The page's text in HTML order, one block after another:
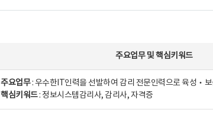
주요업무및핵심키워드
주요업무: 우수한IT인력을 선발하여 감리 전문인력으로 육성‧
핵심키워드: 정보시스템감리사, 감리사, 자격증